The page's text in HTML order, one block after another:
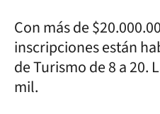
Con más de
inscripciones están
de Turismo de 8 a 20.
mil.